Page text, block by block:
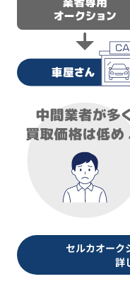
セルカオーク
詳